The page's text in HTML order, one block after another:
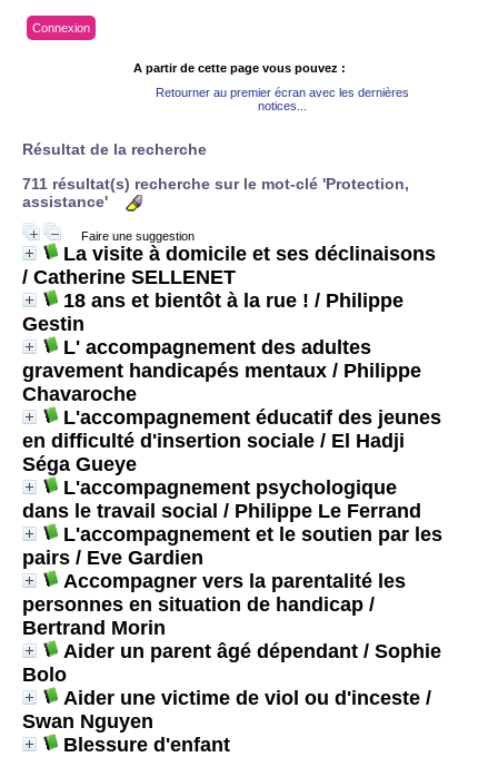
Connexion
A partir de cette page vous pouvez :
Retourner au premier écran avec les dernières
notices...
Résultat de la recherche
711 résultat(s) recherche sur le mot-clé 'Protection,
assistance'
Faire une suggestion
La visite à domicile et ses déclinaisons
/ Catherine SELLENET
18 ans et bientôt à la rue ! / Philippe
Gestin
L' accompagnement des adultes
gravement handicapés mentaux / Philippe
Chavaroche
L'accompagnement éducatif des jeunes
en difficulté d'insertion sociale / El Hadji
Séga Gueye
L'accompagnement psychologique
dans le travail social / Philippe Le Ferrand
L'accompagnement et le soutien par les
pairs / Eve Gardien
Accompagner vers la parentalité les
personnes en situation de handicap /
Bertrand Morin
Aider un parent âgé dépendant / Sophie
Bolo
Aider une victime de viol ou d'inceste /
Swan Nguyen
Blessure d'enfant